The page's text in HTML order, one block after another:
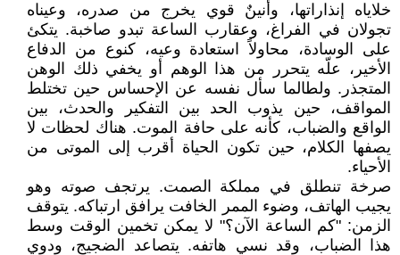
خلاياه إنذاراتها، وأنينٌ قوي يخرج من صدره، وعيناه
تجولان في الفراغ، وعقارب الساعة تبدو صاخبة. يتكئ
على الوسادة، محاولاً استعادة وعيه، كنوع من الدفاع
الأخير، علّه يتحرر من هذا الوهم أو يخفي ذلك الوهن
المتجذر. ولطالما سأل نفسه عن الإحساس حين تختلط
المواقف، حين يذوب الحد بين التفكير والحدث، بين
الواقع والضباب، كأنه على حافة الموت. هناك لحظات لا
يصفها الكلام، حين تكون الحياة أقرب إلى الموتى من
الأحياء.
صرخة تنطلق في مملكة الصمت. يرتجف صوته وهو
يجيب الهاتف، وضوء الممر الخافت يرافق ارتباكه. يتوقف
الزمن: "كم الساعة الآن؟" لا يمكن تخمين الوقت وسط
هذا الضباب، وقد نسي هاتفه. يتصاعد الضجيج، ودوي